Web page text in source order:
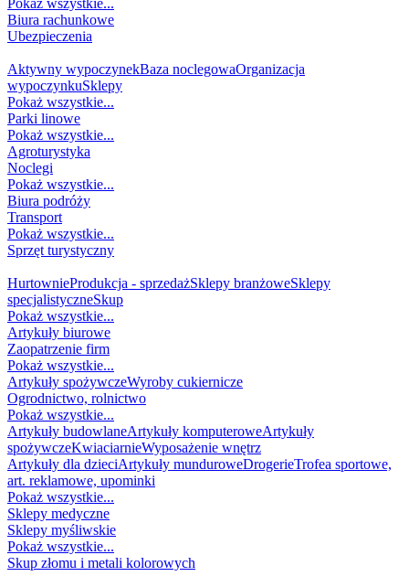
Pokaż wszystkie...
Biura rachunkowe
Ubezpieczenia
Aktywny wypoczynekBaza noclegowaOrganizacja
wypoczynkuSklepy
Pokaż wszystkie...
Parki linowe
Pokaż wszystkie...
Agroturystyka
Noclegi
Pokaż wszystkie...
Biura podróży
Transport
Pokaż wszystkie...
Sprzęt turystyczny
HurtownieProdukcja - sprzedażSklepy branżoweSklepy
specjalistyczneSkup
Pokaż wszystkie...
Artykuły biurowe
Zaopatrzenie firm
Pokaż wszystkie...
Artykuły spożywczeWyroby cukiernicze
Ogrodnictwo, rolnictwo
Pokaż wszystkie...
Artykuły budowlaneArtykuły komputeroweArtykuły
spożywczeKwiaciarnieWyposażenie wnętrz
Artykuły dla dzieciArtykuły munduroweDrogerieTrofea sportowe,
art. reklamowe, upominki
Pokaż wszystkie...
Sklepy medyczne
Sklepy myśliwskie
Pokaż wszystkie...
Skup złomu i metali kolorowych